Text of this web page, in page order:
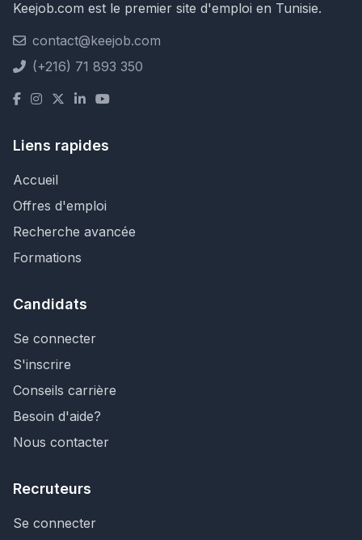
Keejob.com est le premier site d'emploi en Tunisie.
contact@keejob.com
(+216) 71 893 350
Liens rapides
Accueil
Offres d'emploi
Recherche avancée
Formations
Candidats
Se connecter
S'inscrire
Conseils carrière
Besoin d'aide?
Nous contacter
Recruteurs
Se connecter